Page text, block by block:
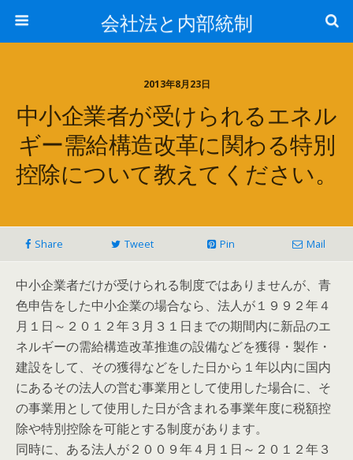
会社法と内部統制
2013年8月23日
中小企業者が受けられるエネル
ギー需給構造改革に関わる特別
控除について教えてください。
Share Tweet Pin Mail
中小企業者だけが受けられる制度ではありませんが、青
色申告をした中小企業の場合なら、法人が１９９２年４
月１日～２０１２年３月３１日までの期間内に新品のエ
ネルギーの需給構造改革推進の設備などを獲得・製作・
建設をして、その獲得などをした日から１年以内に国内
にあるその法人の営む事業用として使用した場合に、そ
の事業用として使用した日が含まれる事業年度に税額控
除や特別控除を可能とする制度があります。
同時に、ある法人が２００９年４月１日～２０１２年３